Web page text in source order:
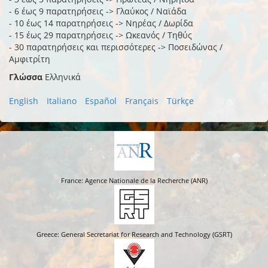
- 6 έως 9 παρατηρήσεις -> Γλαύκος / Ναϊάδα
- 10 έως 14 παρατηρήσεις -> Νηρέας / Δωρίδα
- 15 έως 29 παρατηρήσεις -> Ωκεανός / Τηθύς
- 30 παρατηρήσεις και περισσότερες -> Ποσειδώνας /
Αμφιτρίτη
Γλώσσα Ελληνικά
English Italiano Español Français Türkçe
France: Agence Nationale de la Recherche (ANR)
Greece: General Secretariat for Research and Technology (GSRT)